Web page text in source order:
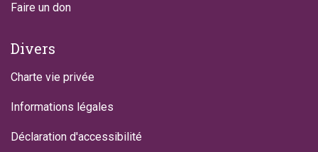
Faire un don
Divers
Charte vie privée
Informations légales
Déclaration d'accessibilité